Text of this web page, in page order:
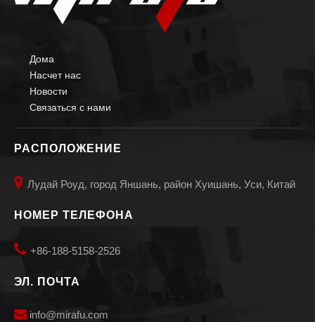
Дома
Насчет нас
Новости
Связаться с нами
РАСПОЛОЖЕНИЕ
 Лудай Роуд, город Яншань, район Хуишань, Уси, Китай
НОМЕР ТЕЛЕФОНА
 +86-188-5158-2526
ЭЛ. ПОЧТА
 info@mirafu.com